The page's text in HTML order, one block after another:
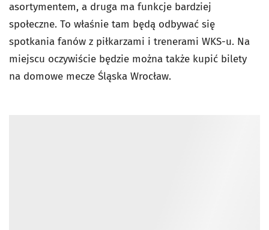
asortymentem, a druga ma funkcje bardziej
społeczne. To właśnie tam będą odbywać się
spotkania fanów z piłkarzami i trenerami WKS-u. Na
miejscu oczywiście będzie można także kupić bilety
na domowe mecze Śląska Wrocław.